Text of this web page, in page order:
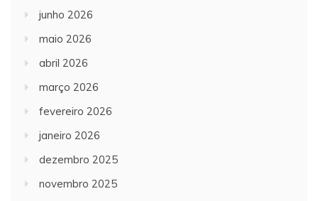
junho 2026
maio 2026
abril 2026
março 2026
fevereiro 2026
janeiro 2026
dezembro 2025
novembro 2025